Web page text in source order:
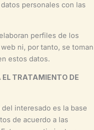
personales con las
perfiles de los
ni, por tanto, se toman
estos datos.
TRATAMIENTO DE
interesado es la base
de acuerdo a las